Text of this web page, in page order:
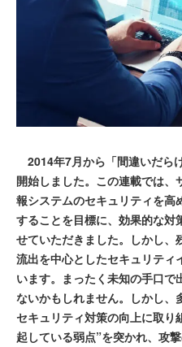
2014年7月から「間違いだら
開始しました。この連載では
報システムのセキュリティを高
することを目標に、効果的な対
せていただきました。しかし、
流出を中心としたセキュリティ
います。まったく未知の手口
ないかもしれません。しかし、
セキュリティ対策の向上に取
起している弱点”を突かれ、攻